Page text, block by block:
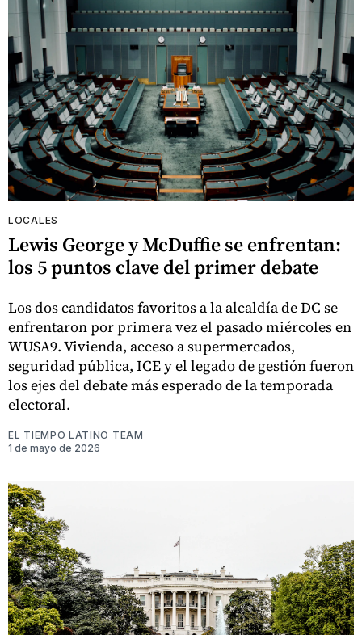
LOCALES
Lewis George y McDuffie se enfrentan:
los 5 puntos clave del primer debate
Los dos candidatos favoritos a la alcaldía de DC se
enfrentaron por primera vez el pasado miércoles en
WUSA9. Vivienda, acceso a supermercados,
seguridad pública, ICE y el legado de gestión fueron
los ejes del debate más esperado de la temporada
electoral.
EL TIEMPO LATINO TEAM
1 de mayo de 2026